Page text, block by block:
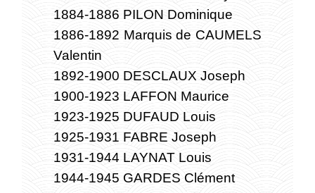
1884-1886 PILON Dominique
1886-1892 Marquis de CAUMELS
Valentin
1892-1900 DESCLAUX Joseph
1900-1923 LAFFON Maurice
1923-1925 DUFAUD Louis
1925-1931 FABRE Joseph
1931-1944 LAYNAT Louis
1944-1945 GARDES Clément